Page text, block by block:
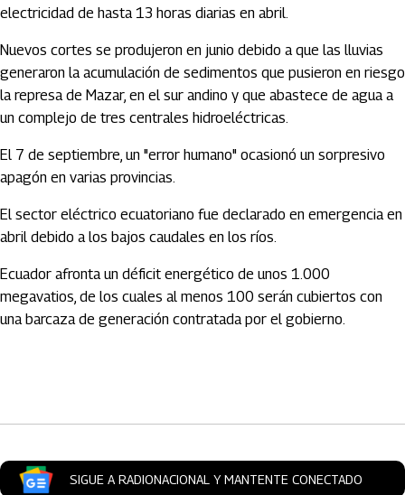
electricidad de hasta 13 horas diarias en abril.
Nuevos cortes se produjeron en junio debido a que las lluvias
generaron la acumulación de sedimentos que pusieron en riesgo
la represa de Mazar, en el sur andino y que abastece de agua a
un complejo de tres centrales hidroeléctricas.
El 7 de septiembre, un "error humano" ocasionó un sorpresivo
apagón en varias provincias.
El sector eléctrico ecuatoriano fue declarado en emergencia en
abril debido a los bajos caudales en los ríos.
Ecuador afronta un déficit energético de unos 1.000
megavatios, de los cuales al menos 100 serán cubiertos con
una barcaza de generación contratada por el gobierno.
SIGUE A RADIONACIONAL Y MANTENTE CONECTADO